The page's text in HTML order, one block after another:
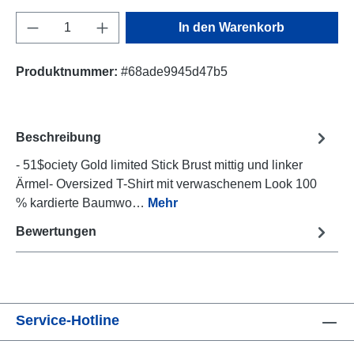
Produkt Anzahl: Gib den gewünschten
In den Warenkorb
Produktnummer: #68ade9945d47b5
Beschreibung
- 51$ociety Gold limited Stick Brust mittig und linker
Ärmel- Oversized T-Shirt mit verwaschenem Look 100
% kardierte Baumwo… Mehr
Bewertungen
Service-Hotline